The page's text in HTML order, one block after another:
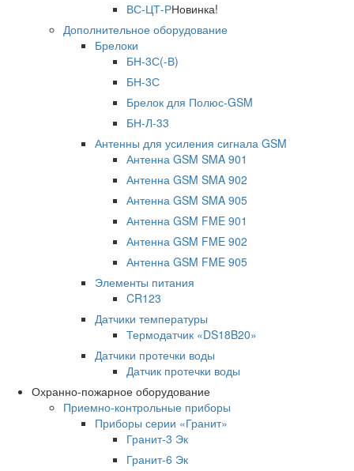
ВС-ЦТ-РНовинка!
Дополнительное оборудование
Брелоки
БН-3С(-В)
БН-3С
Брелок для Полюс-GSM
БН-Л-33
Антенны для усиления сигнала GSM
Антенна GSM SMA 901
Антенна GSM SMA 902
Антенна GSM SMA 905
Антенна GSM FME 901
Антенна GSM FME 902
Антенна GSM FME 905
Элементы питания
CR123
Датчики температуры
Термодатчик «DS18B20»
Датчики протечки воды
Датчик протечки воды
Охранно-пожарное оборудование
Приемно-контрольные приборы
Приборы серии «Гранит»
Гранит-3 Эк
Гранит-6 Эк